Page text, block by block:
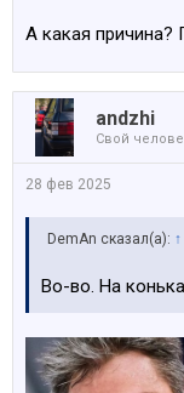
А какая причина?
аndzhi
Свой
28 фев 2025
DemAn сказал(а): ↑
Во-во. На